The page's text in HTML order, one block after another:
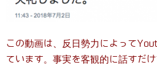
この動画は、反日勢力によって
ています。事実を客観的に話すだ